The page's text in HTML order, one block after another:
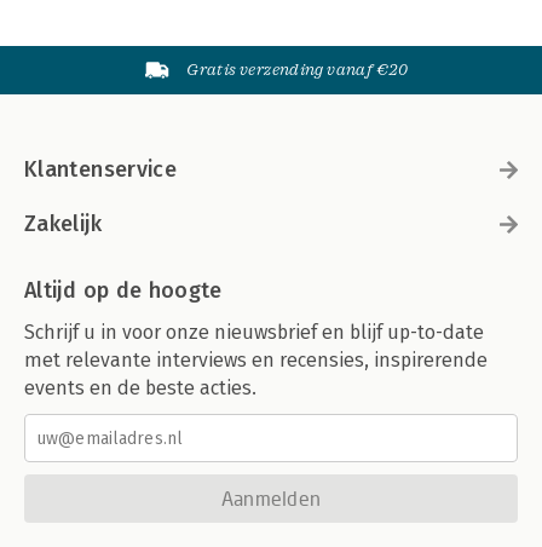
Gratis verzending vanaf €20
Klantenservice
Zakelijk
Altijd op de hoogte
Schrijf u in voor onze nieuwsbrief en blijf up-to-date
met relevante interviews en recensies, inspirerende
events en de beste acties.
Aanmelden